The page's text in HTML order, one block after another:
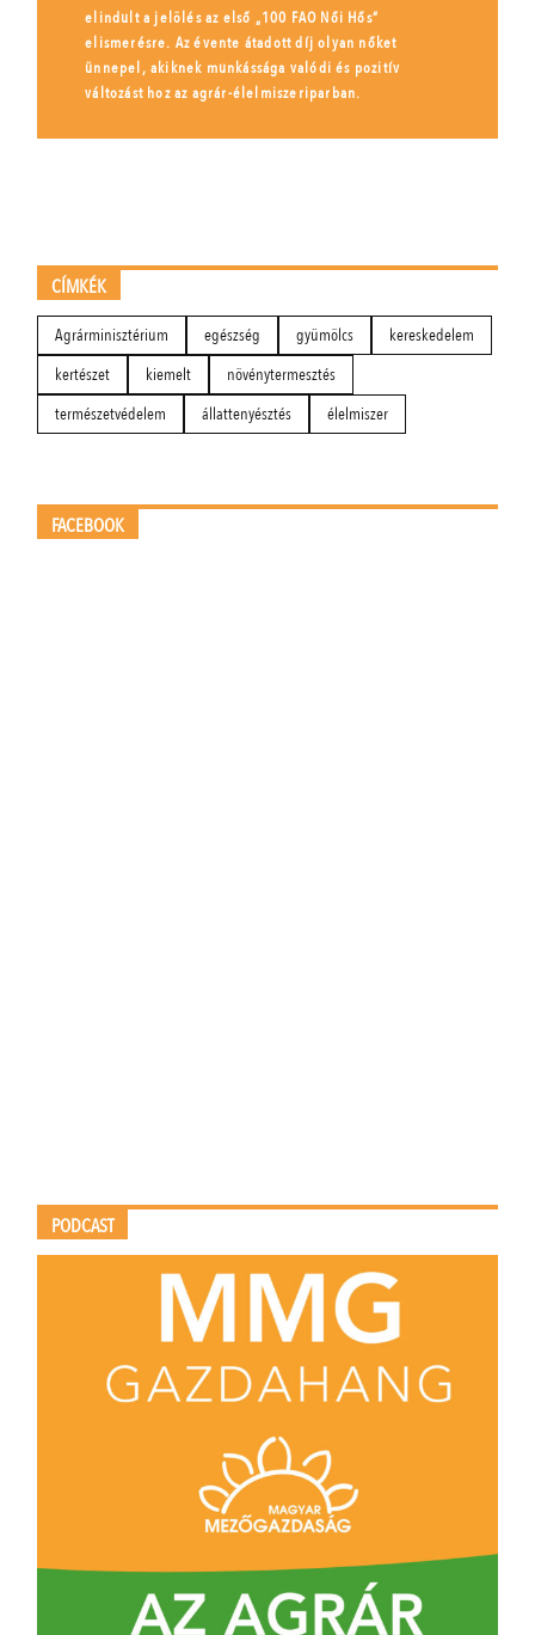
elindult a jelölés az első „100 FAO Női Hős”
elismerésre. Az évente átadott díj olyan nőket
ünnepel, akiknek munkássága valódi és pozitív
változást hoz az agrár-élelmiszeriparban.
CÍMKÉK
Agrárminisztérium egészség gyümölcs
kereskedelem
kertészet
kiemelt
növénytermesztés
természetvédelem
állattenyésztés élelmiszer
FACEBOOK
PODCAST